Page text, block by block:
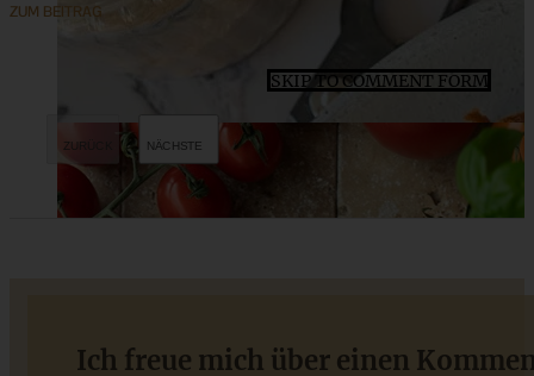
Omas Rezept für Zwetschgen-Schmandkuchen mit Nuss-
ZUM BEITRAG
SKIP TO COMMENT FORM
Ich freue mich über einen